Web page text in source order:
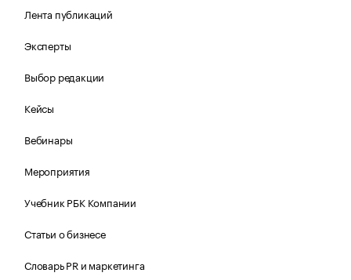
Лента публикаций
Эксперты
Выбор редакции
Кейсы
Вебинары
Мероприятия
Учебник РБК Компании
Статьи о бизнесе
Словарь PR и маркетинга